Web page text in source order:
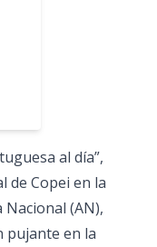
al día”,
de Copei en la
(AN),
pujante en la